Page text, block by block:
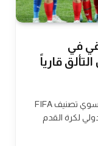
في
متابعة – صدى المرأة المنتخب المغربي النسوي تصنيف FIFA
لكرة القدم